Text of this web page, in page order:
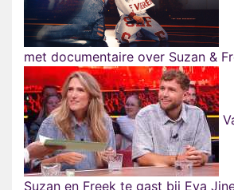
met documentaire over Suzan &
Suzan en Freek te gast bij Eva